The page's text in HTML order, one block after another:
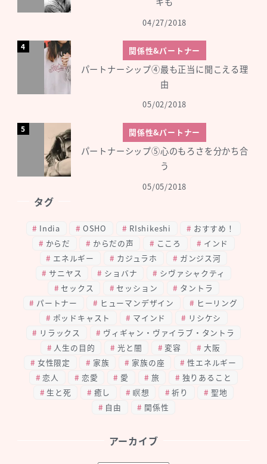
04/27/2018
関係性&パートナー
パートナーシップ④最も正当に聞こえる理
由
05/02/2018
関係性&パートナー
パートナーシップ⑤心のもろさを分かち合
う
05/05/2018
タグ
India OSHO RIshikeshi
おすすめ！
からだ
からだの声 こころ
インド
エネルギー
カジュラホ
ガンジス河
サニヤス
ショバナ
シヴァシャクティ
セックス
セッション
タントラ
パートナー
ヒューマンデザイン
ヒーリング
ポッドキャスト
マインド
リシケシ
リラックス
ヴィギャン・ヴァイラブ・タントラ
人生の目的
光と闇 変容
大阪
女性限定
家族 家族の座
性エネルギー
恋人
恋愛 愛 旅
独りあること
生と死
癒し 瞑想 祈り
聖地
自由
関係性
アーカイブ